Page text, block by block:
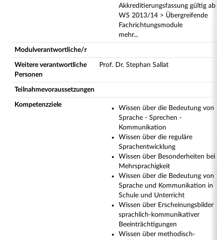
Akkreditierungsfassung gültig ab
WS 2013/14 > Übergreifende
Fachrichtungsmodule
mehr...
Modulverantwortliche/r
Weitere verantwortliche
Personen
Prof. Dr. Stephan Sallat
Teilnahmevoraussetzungen
Kompetenzziele
Wissen über die Bedeutung von
Sprache - Sprechen -
Kommunikation
Wissen über die reguläre
Sprachentwicklung
Wissen über Besonderheiten bei
Mehrsprachigkeit
Wissen über die Bedeutung von
Sprache und Kommunikation in
Schule und Unterricht
Wissen über Erscheinungsbilder
sprachlich-kommunikativer
Beeinträchtigungen
Wissen über methodisch-